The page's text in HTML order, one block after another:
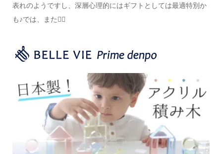
表れのようですし、 深層心理的にはギフトとしては最適特別か
も♪では、また✋🏻